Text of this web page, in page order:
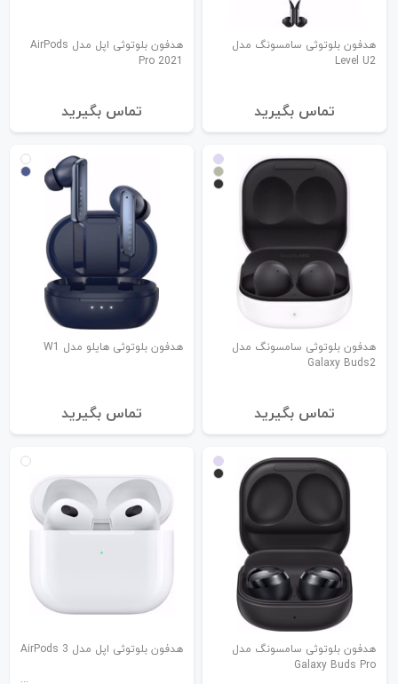
هدفون بلوتوثی سامسونگ مدل
Level U2
تماس بگیرید
هدفون بلوتوثی اپل مدل AirPods
Pro 2021
تماس بگیرید
هدفون بلوتوثی سامسونگ مدل
Galaxy Buds2
تماس بگیرید
هدفون بلوتوثی هایلو مدل W1
تماس بگیرید
هدفون بلوتوثی سامسونگ مدل
Galaxy Buds Pro
هدفون بلوتوثی اپل مدل 3 AirPods